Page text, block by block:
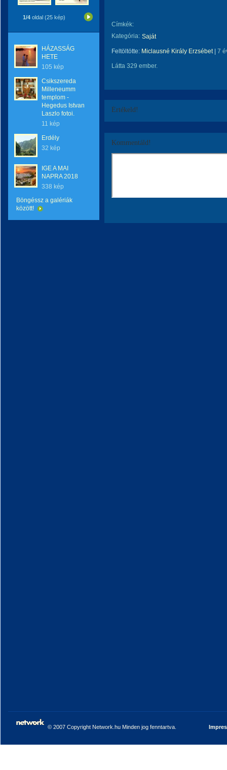
1/4 oldal (25 kép)
HÁZASSÁG
HETE
105 kép
Csikszereda
Milleneumm
templom -
Hegedus Istvan
Laszlo fotoi.
11 kép
Erdély
32 kép
IGE A MAI
NAPRA 2018
338 kép
Böngéssz a galériák
között!
Címkék:
Kategória: Saját
Feltöltötte: Miclausné Király Erzsébet| 7
Látta 329 ember.
Értékeld!
Kommentáld!
© 2007 Copyright Network.hu Minden jog fenntartva.